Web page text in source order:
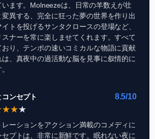
ます。Molneezeは、日常の羊数えが壮
異する、完全に狂った夢の世界を作り出
トを投げるサンタクロースの登場など、
ナーを常に楽しませてくれます。すべて
り、テンポの速いコミカルな物語に貢献
は、真夜中の過活動な脳を見事に叙情的に
ンセプト
8.5/10
★★★
ーションをアクション満載のコメディに
プトは、非常に新鮮です。眠れない夜に